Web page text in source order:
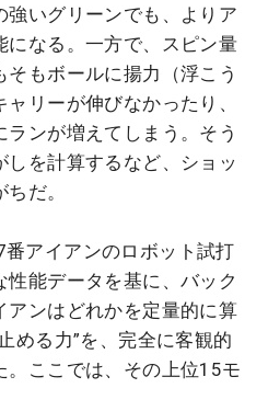
強いグリーンでも、よりア
になる。一方で、スピン量
もボールに揚力（浮こう
リーが伸びなかったり、
ンが増えてしまう。そう
を計算するなど、ショッ
だ。
アイアンのロボット試打
性能データを基に、バック
アンはどれかを定量的に算
める力”を、完全に客観的
。ここでは、その上位15モ